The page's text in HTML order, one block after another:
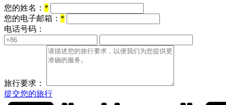
您的姓名： *
您的电子邮箱： *
电话号码：
旅行要求：
提交您的旅行